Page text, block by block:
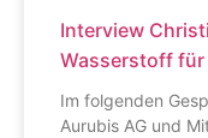
Interview
Wasserstoff
Im folgenden
Aurubis AG und